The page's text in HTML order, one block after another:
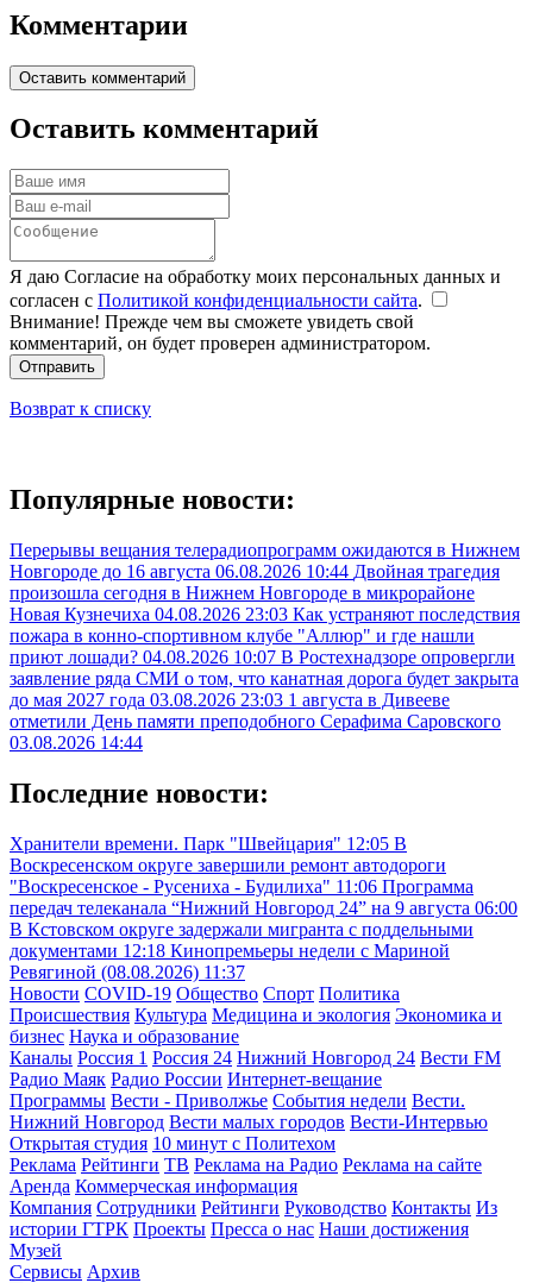
Комментарии
Оставить комментарий
Оставить комментарий
Я даю Согласие на обработку моих персональных данных и
согласен с Политикой конфиденциальности сайта.
Внимание! Прежде чем вы сможете увидеть свой
комментарий, он будет проверен администратором.
Отправить
Возврат к списку
Популярные новости:
Перерывы вещания телерадиопрограмм ожидаются в Нижнем
Новгороде до 16 августа 06.08.2026 10:44 Двойная трагедия
произошла сегодня в Нижнем Новгороде в микрорайоне
Новая Кузнечиха 04.08.2026 23:03 Как устраняют последствия
пожара в конно-спортивном клубе "Аллюр" и где нашли
приют лошади? 04.08.2026 10:07 В Ростехнадзоре опровергли
заявление ряда СМИ о том, что канатная дорога будет закрыта
до мая 2027 года 03.08.2026 23:03 1 августа в Дивееве
отметили День памяти преподобного Серафима Саровского
03.08.2026 14:44
Последние новости:
Хранители времени. Парк "Швейцария" 12:05 В
Воскресенском округе завершили ремонт автодороги
"Воскресенское - Русениха - Будилиха" 11:06 Программа
передач телеканала “Нижний Новгород 24” на 9 августа 06:00
В Кстовском округе задержали мигранта с поддельными
документами 12:18 Кинопремьеры недели с Мариной
Ревягиной (08.08.2026) 11:37
Новости COVID-19 Общество Спорт Политика
Происшествия Культура Медицина и экология Экономика и
бизнес Наука и образование
Каналы Россия 1 Россия 24 Нижний Новгород 24 Вести FM
Радио Маяк Радио России Интернет-вещание
Программы Вести - Приволжье События недели Вести.
Нижний Новгород Вести малых городов Вести-Интервью
Открытая студия 10 минут с Политехом
Реклама Рейтинги ТВ Реклама на Радио Реклама на сайте
Аренда Коммерческая информация
Компания Сотрудники Рейтинги Руководство Контакты Из
истории ГТРК Проекты Пресса о нас Наши достижения
Музей
Сервисы Архив